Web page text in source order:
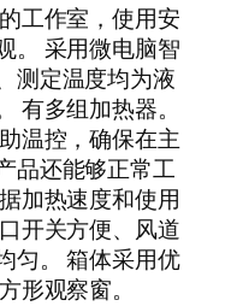
工作室，使用安
。 采用微电脑智
测定温度均为液
有多组加热器。
温控，确保在主
品还能够正常工
加热速度和使用
开关方便、风道
匀。 箱体采用优
形观察窗。